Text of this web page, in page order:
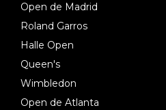
Open de Madrid
Roland Garros
Halle Open
Queen's
Wimbledon
Open de Atlanta